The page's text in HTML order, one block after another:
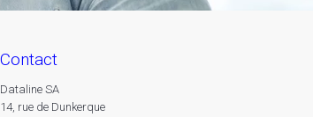
contact
Dataline SA
14, rue de Dunkerque